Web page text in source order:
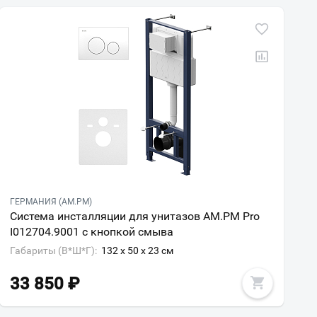
ГЕРМАНИЯ (AM.PM)
Система инсталляции для унитазов AM.PM Pro
I012704.9001 с кнопкой смыва
Габариты (В*Ш*Г): 132 x 50 x 23 см
33 850 ₽